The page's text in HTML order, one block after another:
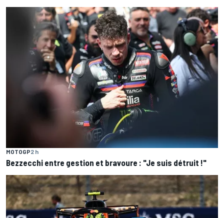
MOTOGP2 h
Bezzecchi entre gestion et bravoure : "Je suis détruit !"